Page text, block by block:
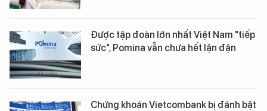
Được tập đoàn lớn nhất Việt Nam "tiếp
sức", Pomina vẫn chưa hết lận đận
Chứng khoán Vietcombank bị đánh bật